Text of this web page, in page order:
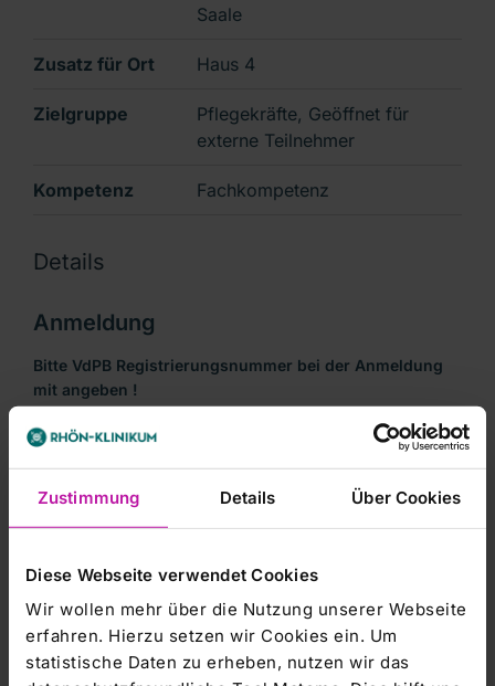
Zustimmung Details Über Cookies
Diese Webseite verwendet Cookies
Wir wollen mehr über die Nutzung unserer Webseite
erfahren. Hierzu setzen wir Cookies ein. Um
statistische Daten zu erheben, nutzen wir das
Saale
Zusatz für Ort Haus 4
Zielgruppe
Pflegekräfte, Geöffnet für
externe Teilnehmer
Kompetenz Fachkompetenz
Details
Anmeldung
Bitte VdPB Registrierungsnummer bei der Anmeldung
mit angeben !
Zur Veranstaltung anmelden
Bitte beachten: Der Kurs ist thematisch aufeinander
buchbar
Zeit
8.30 bis 15.30 Uhr